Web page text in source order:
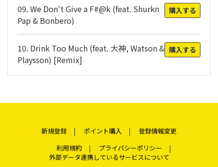
09. We Don't Give a F#@k (feat. Shurkn
Pap & Bonbero)
購入する
10. Drink Too Much (feat. 大神, Watson &
Playsson) [Remix]
購入する
新規登録 ポイント購入
登録情報変更
利用規約
プライバシーポリシー
外部データ連携しているサービスについて